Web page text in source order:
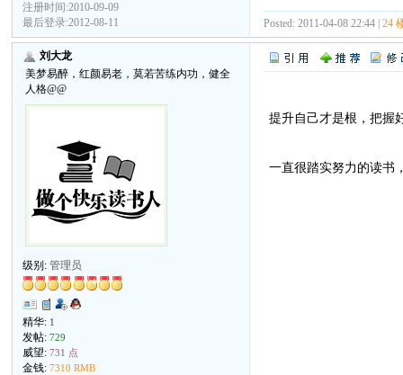
注册时间:2010-09-09
最后登录:2012-08-11
Posted: 2011-04-08 22:44 |24
刘大龙
美梦易醉，红颜易老，莫若苦练内功，健全
人格@@
级别:管理员
精华: 1
发帖:729
威望:731 点
金钱:7310 RMB
提升自己才是根，把握
一直很踏实努力的读书